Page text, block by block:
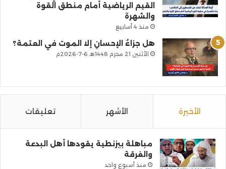
القيم الرياضية أمام منطق القوة
والشهرة
منذ 4 أسابيع
هل جزاءُ الإحسانِ إلا الموت في العتمة؟
الأثنين 21 محرم 1448هـ 6-7-2026م
الأخيرة الأشهر تعليقات
مباهلة بيزنطية يقودها أهل البدعة
والفرقة
منذ أسبوع واحد